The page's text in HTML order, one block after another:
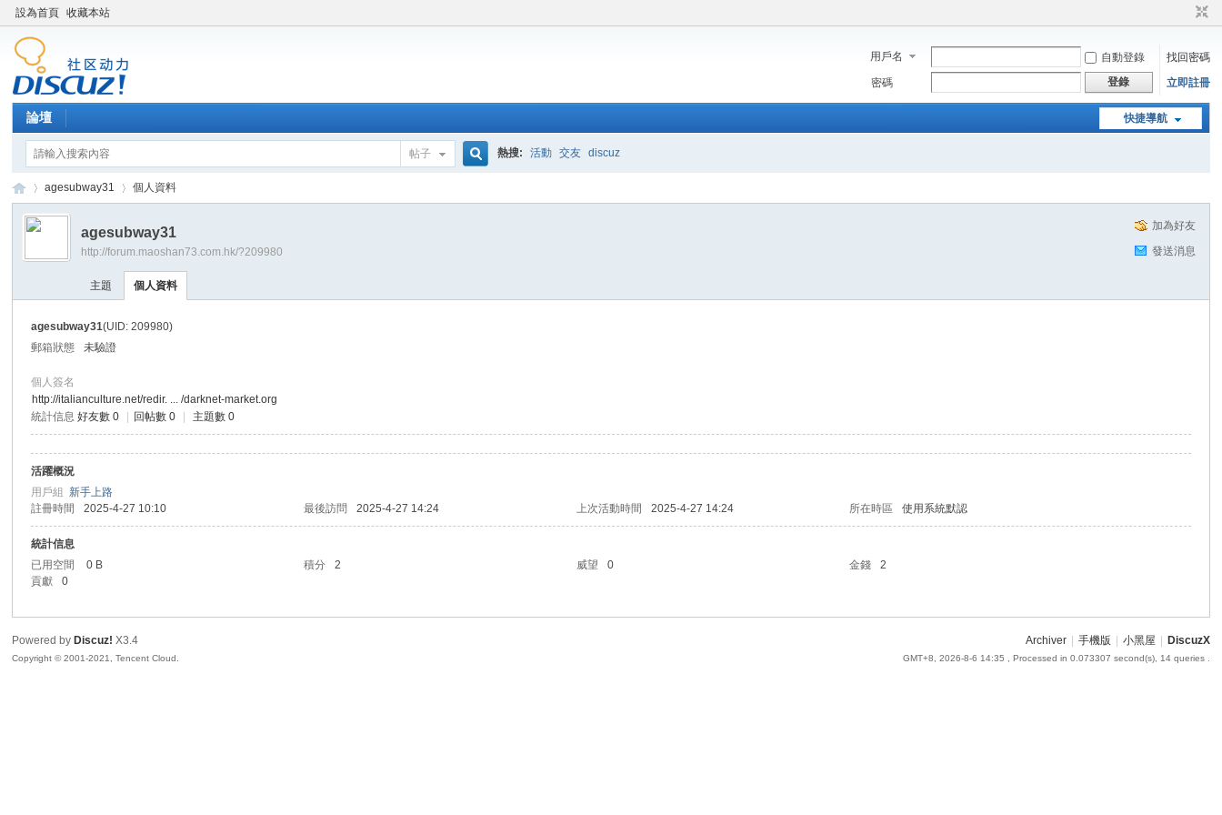
設為首頁 收藏本站
用戶名 自動登錄
找回密碼
密碼
登錄 立即註冊
快捷導航
論壇
帖子 熱搜: 活動 交友 discuz
›
agesubway31 個人資料
加為好友
發送消息
agesubway31
http://forum.maoshan73.com.hk/?209980
主題 個人資料
agesubway31(UID: 209980)
郵箱狀態
未驗證
個人簽名
http://italianculture.net/redir. ... /darknet-market.org
統計信息 好友數 0 回帖數 0 主題數 0
活躍概況
用戶組新手上路
註冊時間
2025-4-27 10:10 最後訪問 2025-4-27 14:24 上次活動時間 2025-4-27 14:24 所在時區 使用系統默認
統計信息
已用空間
0 B 積分 2 威望 0 金錢
2
貢獻
0
Archiver 手機版 小黑屋 DiscuzX
GMT+8, 2026-8-6 14:35 , Processed in 0.073307 second(s), 14 queries .
Powered by Discuz! X3.4
Copyright © 2001-2021, Tencent Cloud.